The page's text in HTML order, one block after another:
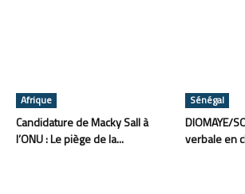
Afrique
Candidature de Macky Sall à
l’ONU : Le piège de la...
Sénégal
DIOMAYE/
verbale en